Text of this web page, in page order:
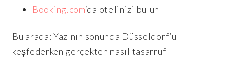
Booking.com‘da otelinizi bulun
Bu arada: Yazının sonunda Düsseldorf’u
keşfederken gerçekten nasıl tasarruf